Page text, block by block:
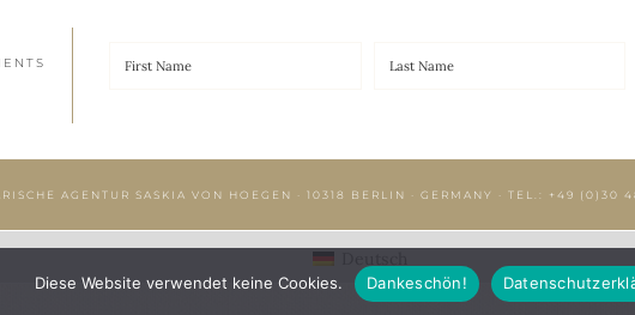
AGENTUR SASKIA VON HOEGEN · 10318 BERLIN · GERMANY · TEL.: +49 (0)30
Diese Website verwendet keine Cookies. Dankeschön!